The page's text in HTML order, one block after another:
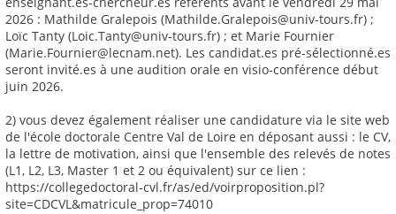
2026 : Mathilde Gralepois (Mathilde.Gralepois@univ-tours.fr) ;
Loïc Tanty (Loic.Tanty@univ-tours.fr) ; et Marie Fournier
(Marie.Fournier@lecnam.net). Les candidat.es pré-sélectionné.es
seront invité.es à une audition orale en visio-conférence début
juin 2026.
2) vous devez également réaliser une candidature via le site web
de l'école doctorale Centre Val de Loire en déposant aussi : le CV,
la lettre de motivation, ainsi que l'ensemble des relevés de notes
(L1, L2, L3, Master 1 et 2 ou équivalent) sur ce lien :
https://collegedoctoral-cvl.fr/as/ed/voirproposition.pl?
site=CDCVL&matricule_prop=74010